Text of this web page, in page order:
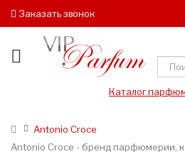
Заказать звонок
Каталог
Antonio Croce
Antonio Croce - бренд парфюмерии,